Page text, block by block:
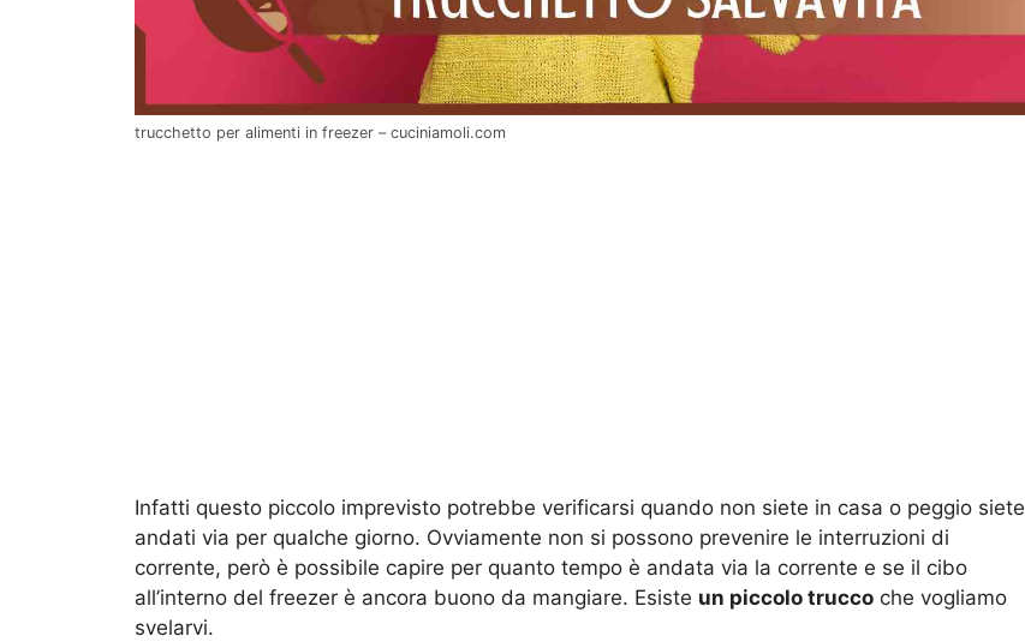
trucchetto per alimenti in freezer – cuciniamoli.com
Infatti questo piccolo imprevisto potrebbe verificarsi quando non siete in casa o peggio siete
andati via per qualche giorno. Ovviamente non si possono prevenire le interruzioni di
corrente, però è possibile capire per quanto tempo è andata via la corrente e se il cibo
all’interno del freezer è ancora buono da mangiare. Esiste un piccolo trucco che vogliamo
svelarvi.